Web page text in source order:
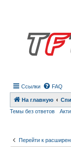
Ссылки FAQ
На главную
Темы без ответов
Перейти к